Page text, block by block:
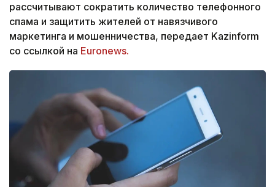
рассчитывают сократить количество телефонного
спама и защитить жителей от навязчивого
маркетинга и мошенничества, передает Kazinform
со ссылкой на Euronews.